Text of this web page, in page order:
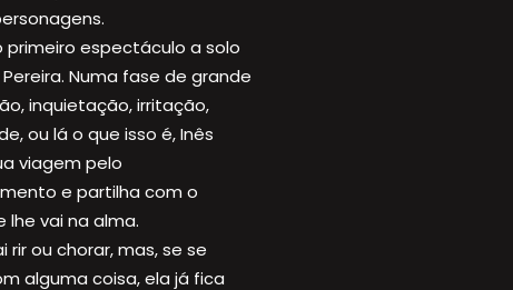
primeiro espectáculo a solo
Numa fase de grande
inquietação, irritação,
ou lá o que isso é, Inês
viagem pelo
e partilha com o
lhe vai na alma.
rir ou chorar, mas, se se
alguma coisa, ela já fica